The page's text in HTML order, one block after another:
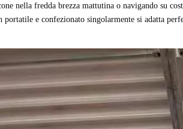
nella fredda brezza mattutina o navigando su
e confezionato singolarmente si adatta